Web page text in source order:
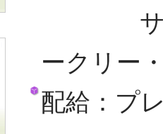
サミュ
ークリー
配給：プ